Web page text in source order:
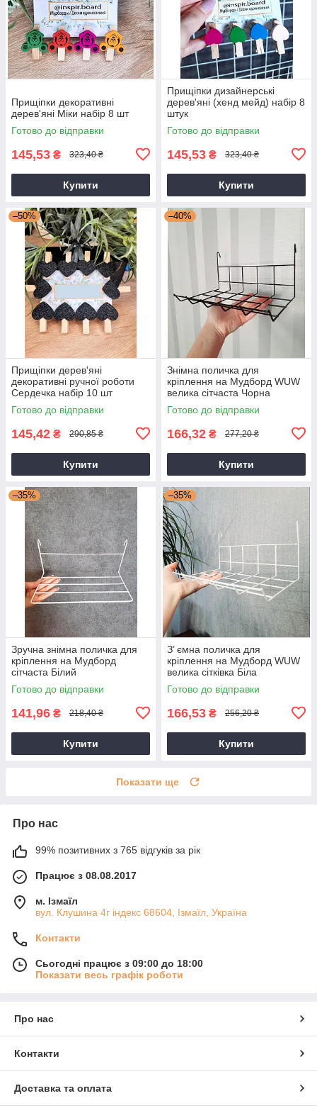
Прищіпки декоративні
дерев'яні Міки набір 8 шт
Готово до відправки
145,53 ₴ 323,40 ₴
Купити
Прищіпки дизайнерські
дерев'яні (хенд мейд) набір 8
штук
Готово до відправки
145,53 ₴ 323,40 ₴
Купити
–50%
Прищіпки дерев'яні
декоративні ручної роботи
Сердечка набір 10 шт
Готово до відправки
145,42 ₴ 290,85 ₴
Купити
–40%
Знімна поличка для
кріплення на Мудборд WUW
велика сітчаста Чорна
Готово до відправки
166,32 ₴ 277,20 ₴
Купити
–35%
Зручна знімна поличка для
кріплення на Мудборд
сітчаста Білий
Готово до відправки
141,96 ₴ 218,40 ₴
Купити
–35%
З’ ємна поличка для
кріплення на Мудборд WUW
велика сітківка Біла
Готово до відправки
166,53 ₴ 256,20 ₴
Купити
Показати ще
Про нас
99% позитивних з 765 відгуків за рік
Працює з 08.08.2017
м. Ізмаїл
вул. Клушина 4г індекс 68604, Ізмаїл, Україна
Контакти
Сьогодні працює з 09:00 до 18:00
Показати весь графік роботи
Про нас
Контакти
Доставка та оплата